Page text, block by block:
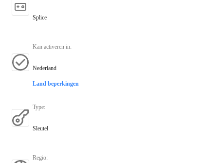
Splice
Kan activeren in:
Nederland
Land beperkingen
Type:
Sleutel
Regio: